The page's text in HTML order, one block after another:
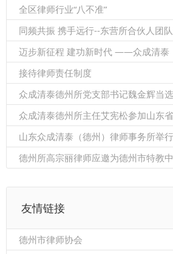
全区律师行业“八不准”
接待律师责任制度
山东众成清泰（德州）律师事务所举
友情链接
德州市律师协会